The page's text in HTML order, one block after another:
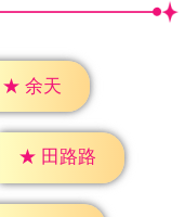
★ 余天
★ 田路路